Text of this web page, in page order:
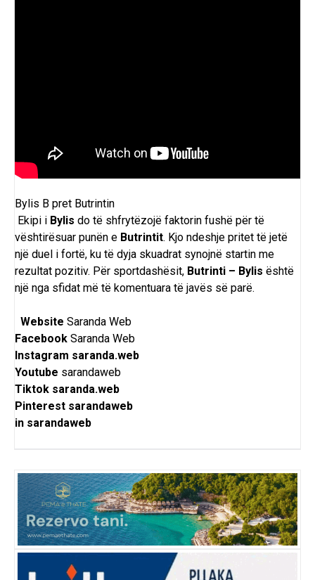
Bylis B pret Butrintin
Ekipi i Bylis do të shfrytëzojë faktorin fushë për të
vështirësuar punën e Butrintit. Kjo ndeshje pritet të jetë
një duel i fortë, ku të dyja skuadrat synojnë startin me
rezultat pozitiv. Për sportdashësit, Butrinti – Bylis është
një nga sfidat më të komentuara të javës së parë.
Website Saranda Web
Facebook Saranda Web
Instagram saranda.web
Youtube sarandaweb
Tiktok saranda.web
Pinterest sarandaweb
in sarandaweb